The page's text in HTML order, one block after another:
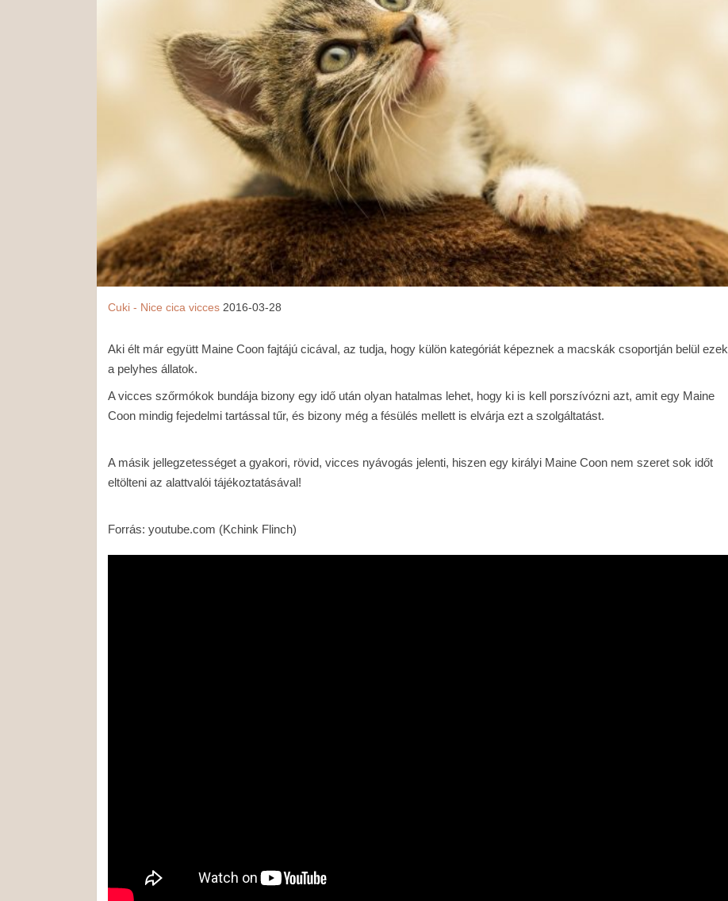
Cuki - Nice cica vicces 2016-03-28
Aki élt már együtt Maine Coon fajtájú cicával, az tudja, hogy külön kategóriát képeznek a macskák csoportján belül ezek
a pelyhes állatok.
A vicces szőrmókok bundája bizony egy idő után olyan hatalmas lehet, hogy ki is kell porszívózni azt, amit egy Maine
Coon mindig fejedelmi tartással tűr, és bizony még a fésülés mellett is elvárja ezt a szolgáltatást.
A másik jellegzetességet a gyakori, rövid, vicces nyávogás jelenti, hiszen egy királyi Maine Coon nem szeret sok időt
eltölteni az alattvalói tájékoztatásával!
Forrás: youtube.com (Kchink Flinch)